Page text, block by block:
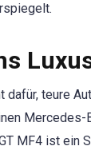
dafür, teure
Mercedes-
MF4 ist ein